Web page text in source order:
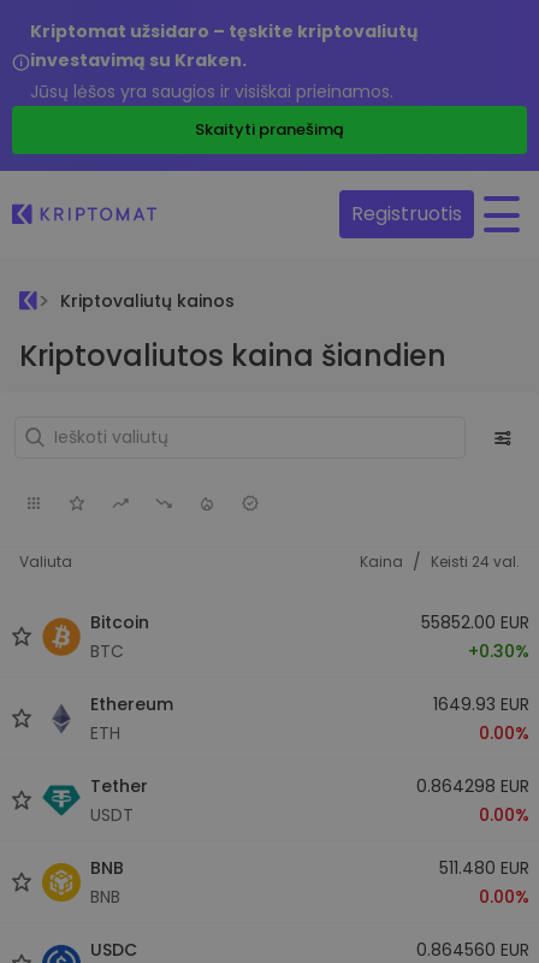
Kriptomat užsidaro – tęskite kriptovaliutų
investavimą su Kraken.
Jūsų lėšos yra saugios ir visiškai prieinamos.
Skaityti pranešimą
Registruotis
Kriptovaliutų kainos
Kriptovaliutos kaina šiandien
Valiuta Kaina / Keisti 24 val.
Bitcoin
BTC
55852.00 EUR
+0.30%
Ethereum
ETH
1649.93 EUR
0.00%
Tether
USDT
0.864298 EUR
0.00%
BNB
BNB
511.480 EUR
0.00%
USDC
0.864560 EUR